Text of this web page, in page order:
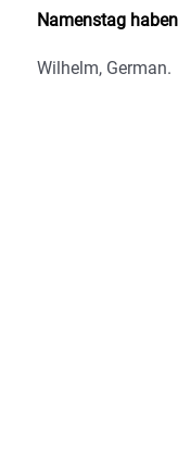
Namenstag
Wilhelm, German.